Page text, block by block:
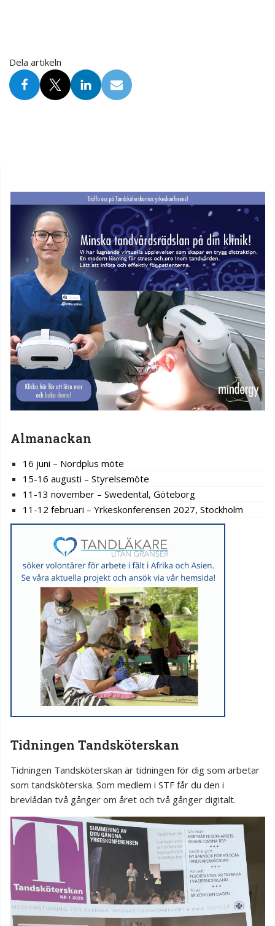
Dela artikeln
Almanackan
16 juni – Nordplus möte
15-16 augusti – Styrelsemöte
11-13 november – Swedental, Göteborg
11-12 februari – Yrkeskonferensen 2027, Stockholm
Tidningen Tandsköterskan
Tidningen Tandsköterskan är tidningen för dig som arbetar
som tandsköterska. Som medlem i STF får du den i
brevlådan två gånger om året och två gånger digitalt.